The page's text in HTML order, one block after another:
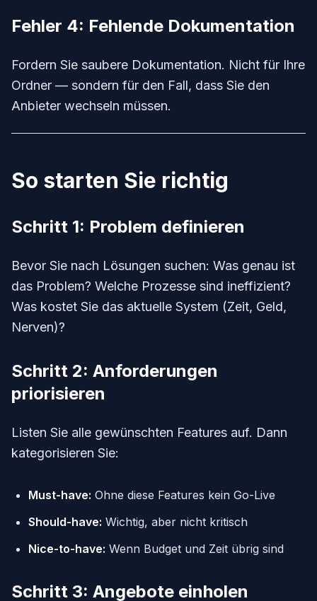
Fehler 4: Fehlende Dokumentation
Fordern Sie saubere Dokumentation. Nicht für Ihre
Ordner — sondern für den Fall, dass Sie den
Anbieter wechseln müssen.
So starten Sie richtig
Schritt 1: Problem definieren
Bevor Sie nach Lösungen suchen: Was genau ist
das Problem? Welche Prozesse sind ineffizient?
Was kostet Sie das aktuelle System (Zeit, Geld,
Nerven)?
Schritt 2: Anforderungen
priorisieren
Listen Sie alle gewünschten Features auf. Dann
kategorisieren Sie:
Must-have: Ohne diese Features kein Go-Live
Should-have: Wichtig, aber nicht kritisch
Nice-to-have: Wenn Budget und Zeit übrig sind
Schritt 3: Angebote einholen